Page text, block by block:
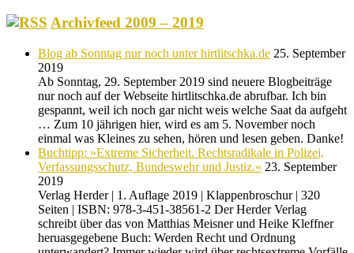
Archivfeed 2009 – 2019
Blog ab Sonntag nur noch unter hirtlitschka.de 25. September
2019
Ab Sonntag, 29. September 2019 sind neuere Blogbeiträge
nur noch auf der Webseite hirtlitschka.de abrufbar. Ich bin
gespannt, weil ich noch gar nicht weis welche Saat da aufgeht
… Zum 10 jährigen hier, wird es am 5. November noch
einmal was Kleines zu sehen, hören und lesen geben. Danke!
Buchtipp: »Extreme Sicherheit. Rechtsradikale in Polizei,
Verfassungsschutz, Bundeswehr und Justiz.« 23. September
2019
Verlag Herder | 1. Auflage 2019 | Klappenbroschur | 320
Seiten | ISBN: 978-3-451-38561-2 Der Herder Verlag
schreibt über das von Matthias Meisner und Heike Kleffner
heruasgegebene Buch: Werden Recht und Ordnung